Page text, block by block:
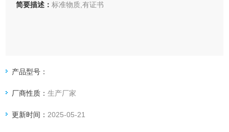
简要描述：标准物质,有证书
产品型号：
厂商性质：生产厂家
更新时间： 2025-05-21